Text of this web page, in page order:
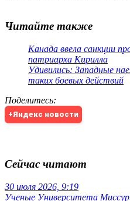
Читайте также
Канада ввела санкции
патриарха Кирилла
Удивились: Западные
таких боевых действий
Поделитесь:
+Яндекс новости
Сейчас читают
30 июля 2026, 9:19
Ученые Университета